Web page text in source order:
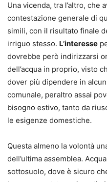
Una vicenda, tra l’altro, che
contestazione generale di
simili, con il risultato finale
irriguo stesso. L’interesse
dovrebbe però indirizzarsi
dell’acqua in proprio, visto
dover più dipendere in
comunale, peraltro assai
bisogno estivo, tanto da
le esigenze domestiche.
Questa almeno la volontà
dell’ultima assemblea.
sottosuolo, dove è sicuro